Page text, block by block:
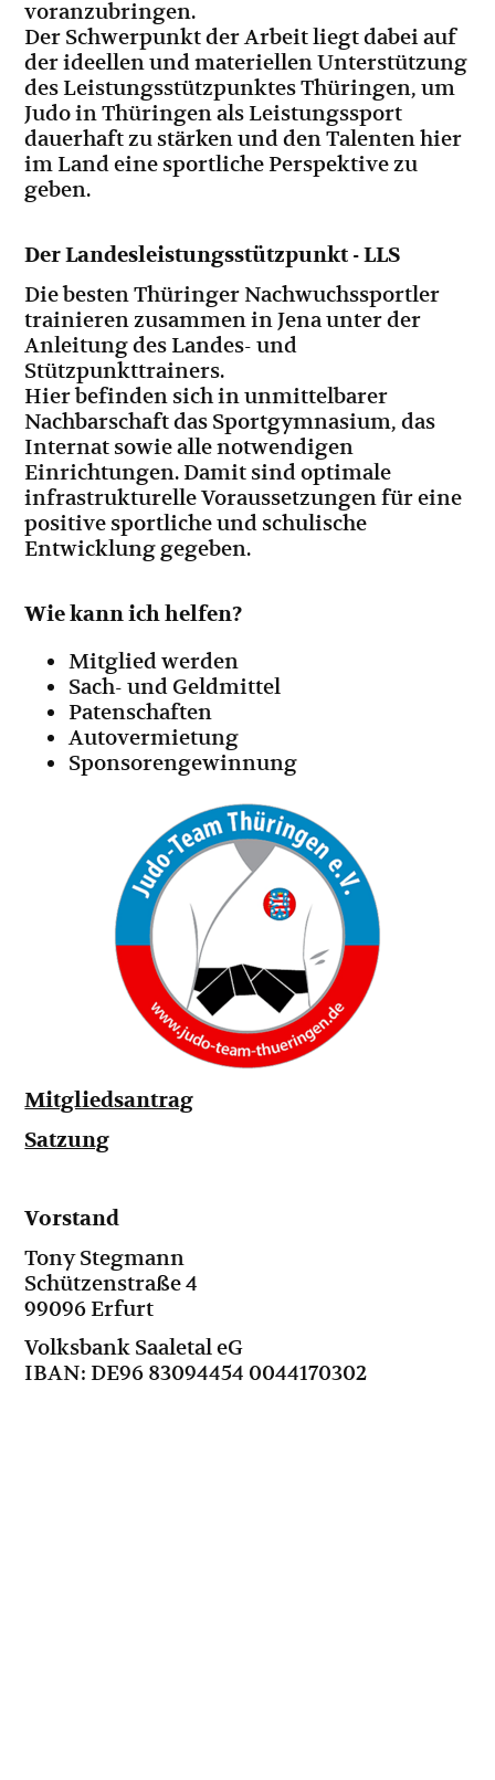
voranzubringen.
Der Schwerpunkt der Arbeit liegt dabei auf
der ideellen und materiellen Unterstützung
des Leistungsstützpunktes Thüringen, um
Judo in Thüringen als Leistungssport
dauerhaft zu stärken und den Talenten hier
im Land eine sportliche Perspektive zu
geben.
Der Landesleistungsstützpunkt - LLS
Die besten Thüringer Nachwuchssportler
trainieren zusammen in Jena unter der
Anleitung des Landes- und
Stützpunkttrainers.
Hier befinden sich in unmittelbarer
Nachbarschaft das Sportgymnasium, das
Internat sowie alle notwendigen
Einrichtungen. Damit sind optimale
infrastrukturelle Voraussetzungen für eine
positive sportliche und schulische
Entwicklung gegeben.
Wie kann ich helfen?
Mitglied werden
Sach- und Geldmittel
Patenschaften
Autovermietung
Sponsorengewinnung
Mitgliedsantrag
Satzung
Vorstand
Tony Stegmann
Schützenstraße 4
99096 Erfurt
Volksbank Saaletal eG
IBAN: DE96 83094454 0044170302